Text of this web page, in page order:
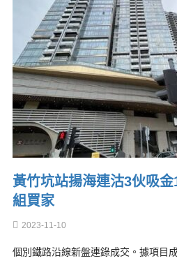
黃竹坑站揚海連沽3伙吸
組買家
2023-11-10
個別鐵路沿線新盤連錄成交。據項目